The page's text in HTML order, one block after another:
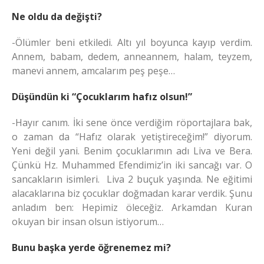
Ne oldu da değişti?
-Ölümler beni etkiledi. Altı yıl boyunca kayıp verdim.
Annem, babam, dedem, anneannem, halam, teyzem,
manevi annem, amcalarım peş peşe…
Düşündün ki “Çocuklarım hafız olsun!”
-Hayır canım. İki sene önce verdiğim röportajlara bak,
o zaman da “Hafız olarak yetiştireceğim!” diyorum.
Yeni değil yani. Benim çocuklarımın adı Liva ve Bera.
Çünkü Hz. Muhammed Efendimiz’in iki sancağı var. O
sancakların isimleri. Liva 2 buçuk yaşında. Ne eğitimi
alacaklarına biz çocuklar doğmadan karar verdik. Şunu
anladım ben: Hepimiz öleceğiz. Arkamdan Kuran
okuyan bir insan olsun istiyorum…
Bunu başka yerde öğrenemez mi?